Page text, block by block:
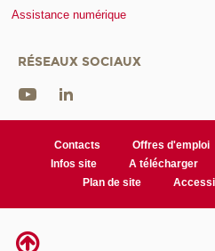
Assistance numérique
RÉSEAUX SOCIAUX
Contacts Offres d'emploi
Infos site
A télécharger
Plan de site